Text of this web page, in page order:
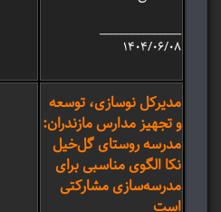
_______________
۱۴۰۴/۰۶/۰۸
مدیرکل نوسازی، توسعه
و تجهیز مدارس مازندران:
مدرسه روستای گل‌خیل
نکا الگوی مناسبی برای
مدرسه‌سازی مشارکتی
است